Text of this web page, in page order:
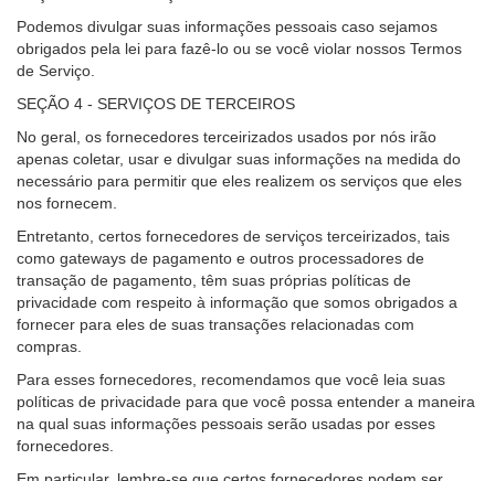
Podemos divulgar suas informações pessoais caso sejamos
obrigados pela lei para fazê-lo ou se você violar nossos Termos
de Serviço.
SEÇÃO 4 - SERVIÇOS DE TERCEIROS
No geral, os fornecedores terceirizados usados por nós irão
apenas coletar, usar e divulgar suas informações na medida do
necessário para permitir que eles realizem os serviços que eles
nos fornecem.
Entretanto, certos fornecedores de serviços terceirizados, tais
como gateways de pagamento e outros processadores de
transação de pagamento, têm suas próprias políticas de
privacidade com respeito à informação que somos obrigados a
fornecer para eles de suas transações relacionadas com
compras.
Para esses fornecedores, recomendamos que você leia suas
políticas de privacidade para que você possa entender a maneira
na qual suas informações pessoais serão usadas por esses
fornecedores.